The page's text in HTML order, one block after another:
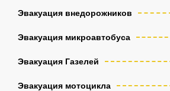
Эвакуация внедорожников
Эвакуация микроавтобуса
Эвакуация Газелей
Эвакуация мотоцикла